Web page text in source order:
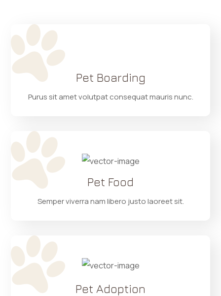
Pet Boarding
Purus sit amet volutpat consequat mauris nunc.
Pet Food
Semper viverra nam libero justo laoreet sit.
Pet Adoption